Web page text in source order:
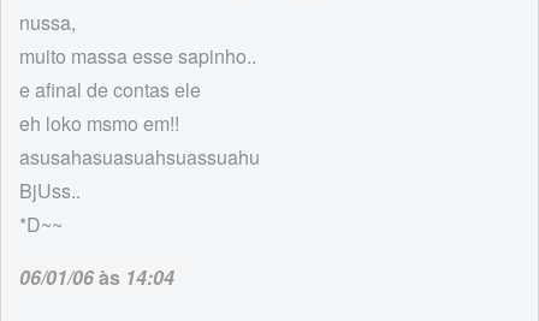
nussa,
muito massa esse sapinho..
e afinal de contas ele
eh loko msmo em!!
asusahasuasuahsuassuahu
BjUss..
*D~~
06/01/06às 14:04